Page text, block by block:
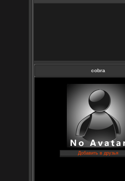
cobra
Добавить в друзья